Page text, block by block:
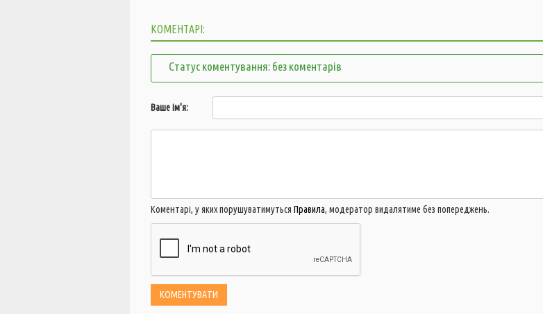
КОМЕНТАРІ:
Статус коментування: без коментарів
Ваше ім'я:
Коментарі, у яких порушуватимуться Правила, модератор видалятиме без попереджень.